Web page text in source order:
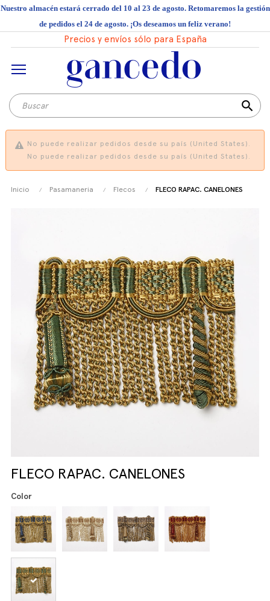
Nuestro almacén estará cerrado del 10 al 23 de agosto. Retomaremos la gestión
de pedidos el 24 de agosto. ¡Os deseamos un feliz verano!
Precios y envíos sólo para España
search
No puede realizar pedidos desde su país (United States).
No puede realizar pedidos desde su país (United States).
Inicio Pasamaneria Flecos FLECO RAPAC. CANELONES
FLECO RAPAC. CANELONES
Color